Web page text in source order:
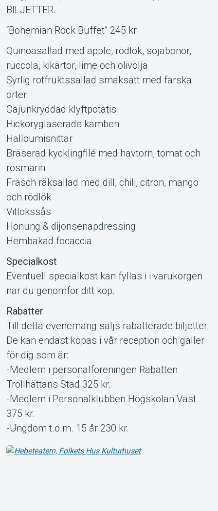
BILJETTER.
“Bohemian Rock Buffet” 245 kr
Quinoasallad med äpple, rödlök, sojabönor,
ruccola, kikärtor, lime och olivolja
Syrlig rotfruktssallad smaksatt med färska
örter
Cajunkryddad klyftpotatis
Hickoryglaserade kamben
Halloumisnittar
Bräserad kycklingfilé med havtorn, tomat och
rosmarin
Fräsch räksallad med dill, chili, citron, mango
och rödlök
Vitlökssås
Honung & dijonsenapdressing
Hembakad focaccia
Specialkost
Eventuell specialkost kan fyllas i i varukorgen
när du genomför ditt köp.
Rabatter
Till detta evenemang säljs rabatterade biljetter.
De kan endast köpas i vår reception och gäller
för dig som är:
-Medlem i personalföreningen Rabatten
Trollhättans Stad 325 kr.
-Medlem i Personalklubben Högskolan Väst
375 kr.
-Ungdom t.o.m. 15 år 230 kr.